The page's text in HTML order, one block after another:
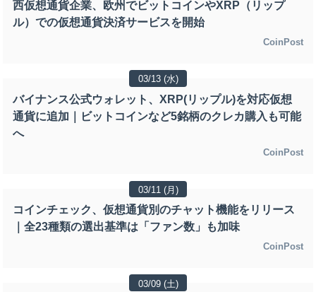
西仮想通貨企業、欧州でビットコインやXRP（リップ
ル）での仮想通貨決済サービスを開始
CoinPost
03/13 (水)
バイナンス公式ウォレット、XRP(リップル)を対応仮想
通貨に追加｜ビットコインなど5銘柄のクレカ購入も可能
へ
CoinPost
03/11 (月)
コインチェック、仮想通貨別のチャット機能をリリース
｜全23種類の選出基準は「ファン数」も加味
CoinPost
03/09 (土)